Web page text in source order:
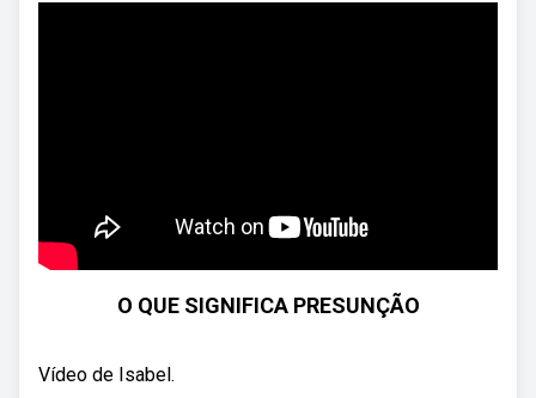
O QUE SIGNIFICA PRESUNÇÃO
Vídeo de Isabel.